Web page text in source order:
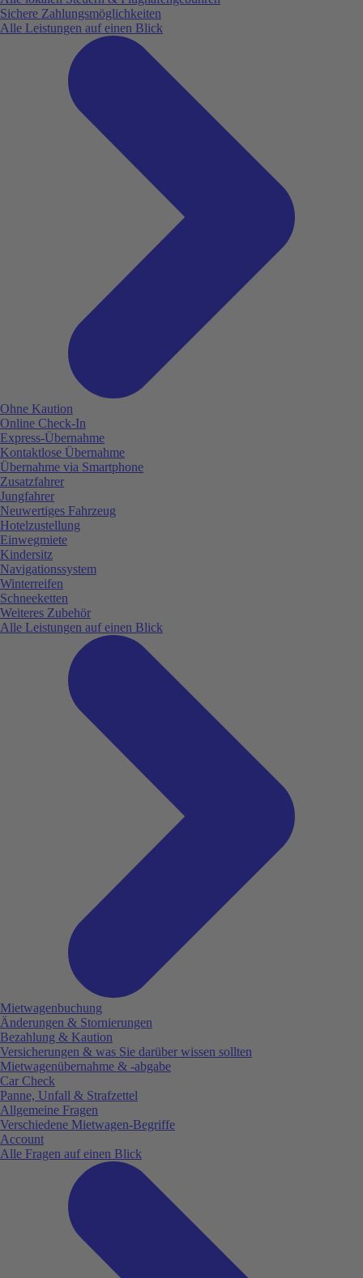
Sichere Zahlungsmöglichkeiten
Alle Leistungen auf einen Blick
Ohne Kaution
Online Check-In
Express-Übernahme
Kontaktlose Übernahme
Übernahme via Smartphone
Zusatzfahrer
Jungfahrer
Neuwertiges Fahrzeug
Hotelzustellung
Einwegmiete
Kindersitz
Navigationssystem
Winterreifen
Schneeketten
Weiteres Zubehör
Alle Leistungen auf einen Blick
Mietwagenbuchung
Änderungen & Stornierungen
Bezahlung & Kaution
Versicherungen & was Sie darüber wissen sollten
Mietwagenübernahme & -abgabe
Car Check
Panne, Unfall & Strafzettel
Allgemeine Fragen
Verschiedene Mietwagen-Begriffe
Account
Alle Fragen auf einen Blick